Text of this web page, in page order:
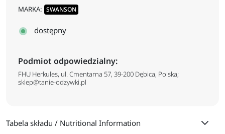
MARKA: SWANSON
dostępny
Podmiot odpowiedzialny:
FHU Herkules, ul. Cmentarna 57, 39-200 Dębica, Polska;
sklep@tanie-odzywki.pl
Tabela składu / Nutritional Information